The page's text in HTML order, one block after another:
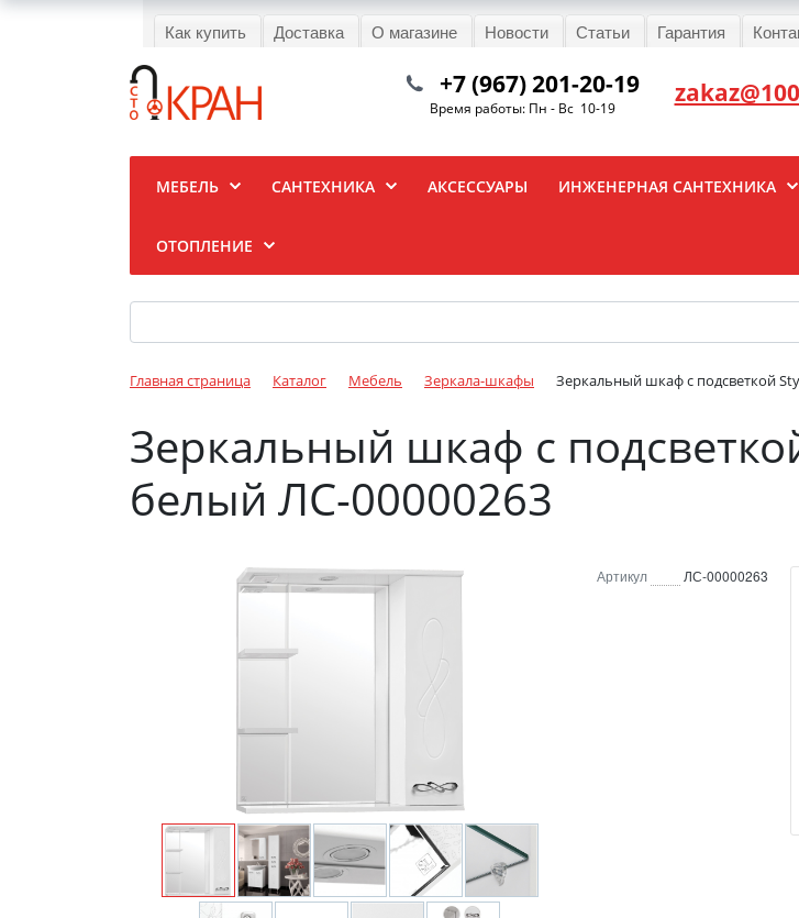
Как купить Доставка О магазине Новости Статьи Гарантия
+7 (967) 201-20-19
Время работы: Пн - Вс 10-19
МЕБЕЛЬ САНТЕХНИКА АКСЕССУАРЫ ИНЖЕНЕРНАЯ САНТЕХНИКА
ОТОПЛЕНИЕ
Главная страница Каталог Мебель Зеркала-шкафы Зеркальный шкаф с подсветкой
Зеркальный шкаф с
белый ЛС-00000263
Артикул ЛС-00000263